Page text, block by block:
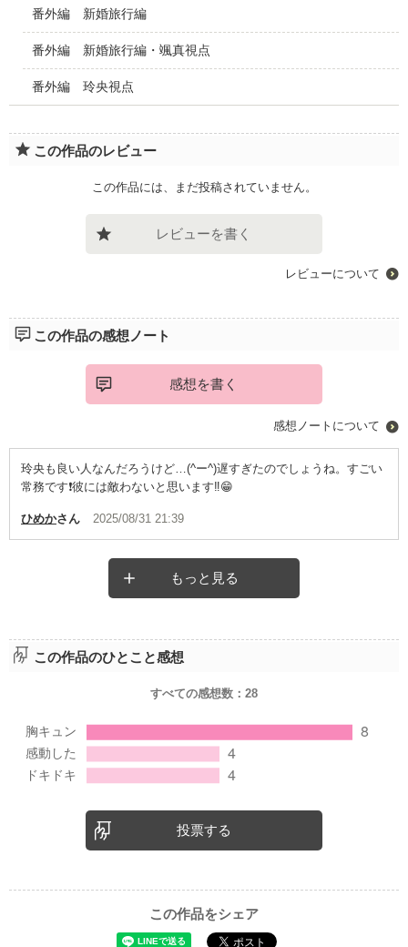
番外編 新婚旅行編
番外編 新婚旅行編・颯真視点
番外編 玲央視点
この作品のレビュー
この作品には、まだ投稿されていません。
レビューを書く
レビューについて
この作品の感想ノート
感想を書く
感想ノートについて
玲央も良い人なんだろうけど…(^ー^)遅すぎたのでしょうね。すごい
常務です❗彼には敵わないと思います‼️😁
ひめかさん 2025/08/31 21:39
もっと見る
この作品のひとこと感想
すべての感想数： 28
投票する
この作品をシェア